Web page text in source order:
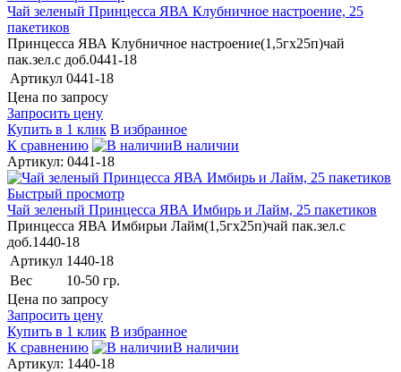
Чай зеленый Принцесса ЯВА Клубничное настроение, 25
пакетиков
Принцесса ЯВА Клубничное настроение(1,5гх25п)чай
пак.зел.с доб.0441-18
Артикул 0441-18
Цена по запросу
Запросить цену
Купить в 1 клик В избранное
К сравнению
В наличии
Артикул: 0441-18
Быстрый просмотр
Чай зеленый Принцесса ЯВА Имбирь и Лайм, 25 пакетиков
Принцесса ЯВА Имбирьи Лайм(1,5гх25п)чай пак.зел.с
доб.1440-18
Артикул 1440-18
Вес
10-50 гр.
Цена по запросу
Запросить цену
Купить в 1 клик В избранное
К сравнению
В наличии
Артикул: 1440-18